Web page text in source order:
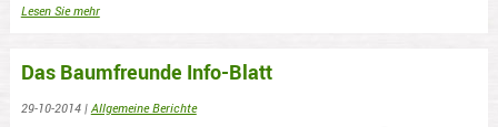
Lesen Sie mehr
Das Baumfreunde Info-Blatt
29-10-2014| Allgemeine Berichte